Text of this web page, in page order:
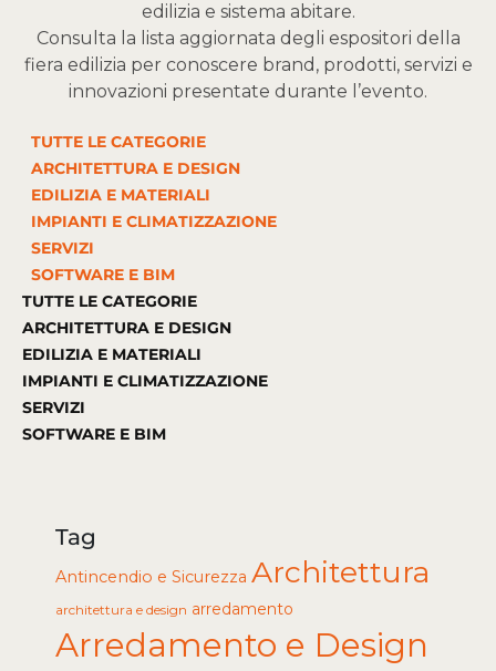
edilizia e sistema abitare.
Consulta la lista aggiornata degli espositori della
fiera edilizia per conoscere brand, prodotti, servizi e
innovazioni presentate durante l’evento.
TUTTE LE CATEGORIE
ARCHITETTURA E DESIGN
EDILIZIA E MATERIALI
IMPIANTI E CLIMATIZZAZIONE
SERVIZI
SOFTWARE E BIM
TUTTE LE CATEGORIE
ARCHITETTURA E DESIGN
EDILIZIA E MATERIALI
IMPIANTI E CLIMATIZZAZIONE
SERVIZI
SOFTWARE E BIM
Tag
Antincendio e Sicurezza Architettura
architettura e design arredamento
Arredamento e Design